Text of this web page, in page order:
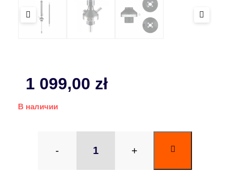
1 099,00 zł
В наличии
- +